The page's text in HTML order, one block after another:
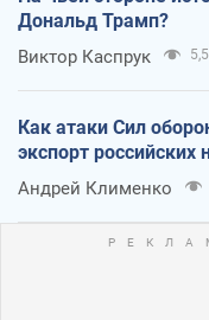
Дональд Трамп?
Виктор Каспрук
Как атаки Сил
экспорт российских
Андрей Клименко